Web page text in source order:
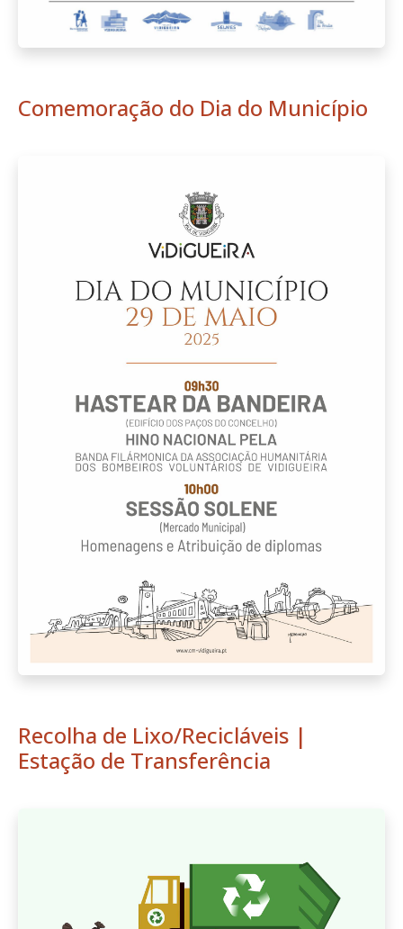
Comemoração do Dia do Município
Recolha de Lixo/Recicláveis |
Estação de Transferência